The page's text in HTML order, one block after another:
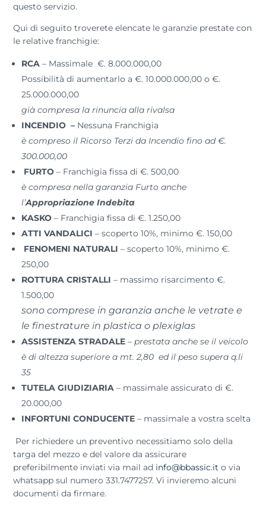
questo servizio.
Qui di seguito troverete elencate le garanzie prestate con
le relative franchigie:
RCA– Massimale €. 8.000.000,00
Possibilità di aumentarlo a €. 10.000.000,00 o €.
25.000.000,00
già compresa la rinuncia alla rivalsa
INCENDIO – Nessuna Franchigia
è compreso il Ricorso Terzi da Incendio fino ad €.
300.000,00
FURTO– Franchigia fissa di €. 500,00
è compresa nella garanzia Furto anche
l’Appropriazione Indebita
KASKO– Franchigia fissa di €. 1.250,00
ATTI VANDALICI– scoperto 10%, minimo €. 150,00
FENOMENI NATURALI– scoperto 10%, minimo €.
250,00
ROTTURA CRISTALLI – massimo risarcimento €.
1.500,00
sono comprese in garanzia anche le vetrate e
le finestrature in plastica o plexiglas
ASSISTENZA STRADALE –prestata anche se il veicolo
è di altezza superiore a mt. 2,80 ed il peso supera q.li
35
TUTELA GIUDIZIARIA – massimale assicurato di €.
20.000,00
INFORTUNI CONDUCENTE– massimale a vostra scelta
Per richiedere un preventivo necessitiamo solo della
targa del mezzo e del valore da assicurare
preferibilmente inviati via mail ad info@bbassic.it o via
whatsapp sul numero 331.7477257. Vi invieremo alcuni
documenti da firmare.